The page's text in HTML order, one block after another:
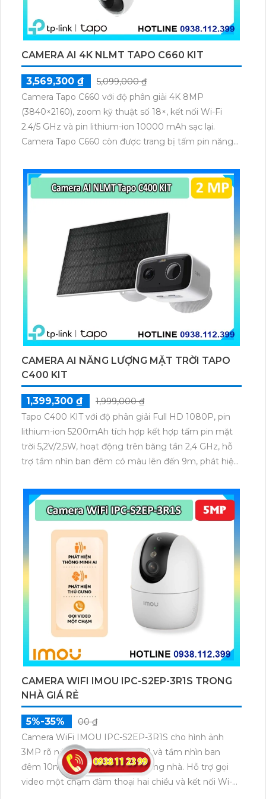
CAMERA AI 4K NLMT TAPO C660 KIT
3,569,300 ₫
5,099,000 ₫
Camera Tapo C660 với độ phân giải 4K 8MP
(3840×2160), zoom kỹ thuật số 18×, kết nối Wi-Fi
2.4/5 GHz và pin lithium-ion 10000 mAh sạc lại.
Camera Tapo C660 còn được trang bị tấm pin năng
thú cưng, phương tiện, lưu trữ thẻ microSD tối đa 512
GB.
CAMERA AI NĂNG LƯỢNG MẶT TRỜI TAPO
C400 KIT
1,399,300 ₫
1,999,000 ₫
Tapo C400 KIT với độ phân giải Full HD 1080P, pin
lithium-ion 5200mAh tích hợp kết hợp tấm pin mặt
trời 5,2V/2,5W, hoạt động trên băng tần 2,4 GHz, hỗ
trợ tầm nhìn ban đêm có màu lên đến 9m, phát hiện
dữ liệu qua thẻ microSD lên đến 512GB.
CAMERA WIFI IMOU IPC-S2EP-3R1S TRONG
NHÀ GIÁ RẺ
5%-35%
00 ₫
Camera WiFi IMOU IPC-S2EP-3R1S cho hình ảnh
3MP rõ nét góc nhìn rộng 100° và tầm nhìn ban
đêm 10m, phù hợp giám sát trong nhà. Hỗ trợ gọi
video một chạm đàm thoại hai chiều và kết nối Wi-Fi